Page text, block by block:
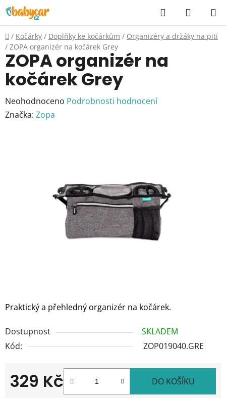
Přejít
na
obsah
Hledat
KOŠÍK
Domů
/ Kočárky / Doplňky ke kočárkům / Organizéry a držáky na pití
/ ZOPA organizér na kočárek Grey
Praktický a přehledný organizér na kočárek.
Dostupnost
SKLADEM
Kód:
ZOP019040.GRE
329 Kč DO KOŠÍKU
ZOPA organizér na
kočárek Grey
Průměrné
hodnocení
Neohodnoceno Podrobnosti hodnocení
Značka: Zopa